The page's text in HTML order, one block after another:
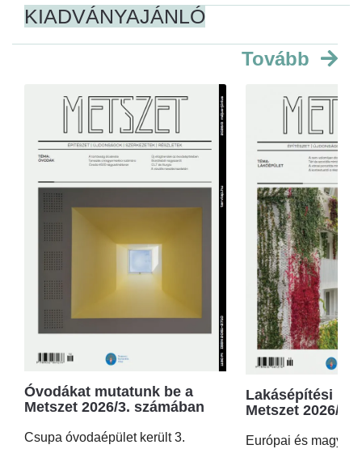
KIADVÁNYAJÁNLÓ
Tovább
Óvodákat mutatunk be a
Metszet 2026/3. számában
Csupa óvodaépület került 3.
Lakásépítési
Metszet 2026/2.
Európai és magyar